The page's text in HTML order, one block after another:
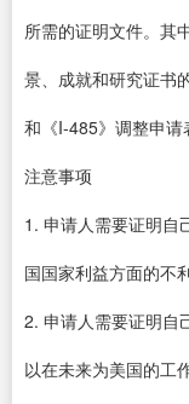
所需的证明文件。其
景、成就和研究证书
和《I-485》调整申请
注意事项
1. 申请人需要证明自
国国家利益方面的不
2. 申请人需要证明自
以在未来为美国的工